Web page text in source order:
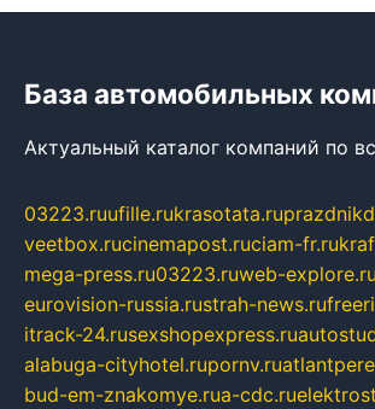
База автомобильных
Актуальный каталог компаний по
03223.ruufille.rukrasotata.ru
veetbox.rucinemapost.ruciam-fr.ru
mega-press.ru03223.ruweb-explore.ru
eurovision-russia.rustrah-news.ru
itrack-24.rusexshopexpress.ru
alabuga-cityhotel.rupornv.ru
bud-em-znakomye.rua-cdc.ru